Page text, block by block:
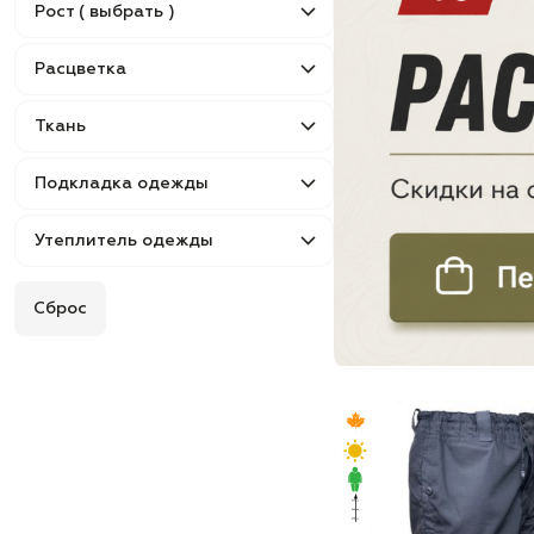
Рост ( выбрать )
Расцветка
Ткань
Подкладка одежды
Утеплитель одежды
Сброс